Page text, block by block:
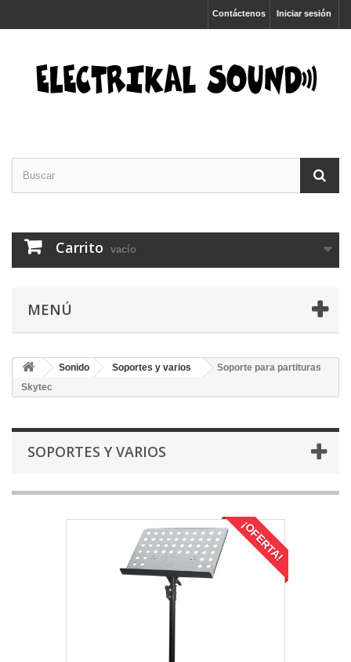
Iniciar sesión
Contáctenos
Carrito vacío
MENÚ
Sonido Soportes y varios
Soporte para partituras
Skytec
SOPORTES Y VARIOS
¡OFERTA!